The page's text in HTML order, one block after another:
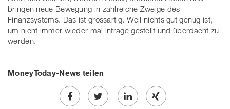
bringen neue Bewegung in zahlreiche Zweige des
Finanzsystems. Das ist grossartig. Weil nichts gut genug ist,
um nicht immer wieder mal infrage gestellt und überdacht zu
werden.
MoneyToday-News teilen